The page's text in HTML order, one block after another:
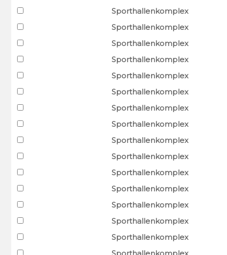
Sporthallenkomplex
Sporthallenkomplex
Sporthallenkomplex
Sporthallenkomplex
Sporthallenkomplex
Sporthallenkomplex
Sporthallenkomplex
Sporthallenkomplex
Sporthallenkomplex
Sporthallenkomplex
Sporthallenkomplex
Sporthallenkomplex
Sporthallenkomplex
Sporthallenkomplex
Sporthallenkomplex